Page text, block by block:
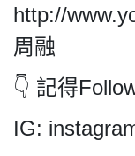
rights
reserved.
http://
周融
👇 記得
IG: